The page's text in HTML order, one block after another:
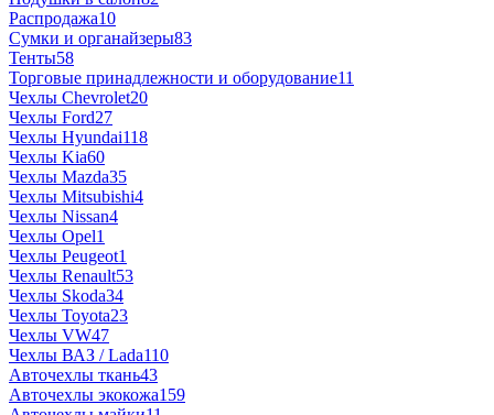
Распродажа10
Сумки и органайзеры83
Тенты58
Торговые принадлежности и оборудование11
Чехлы Chevrolet20
Чехлы Ford27
Чехлы Hyundai118
Чехлы Kia60
Чехлы Mazda35
Чехлы Mitsubishi4
Чехлы Nissan4
Чехлы Opel1
Чехлы Peugeot1
Чехлы Renault53
Чехлы Skoda34
Чехлы Toyota23
Чехлы VW47
Чехлы ВАЗ / Lada110
Авточехлы ткань43
Авточехлы экокожа159